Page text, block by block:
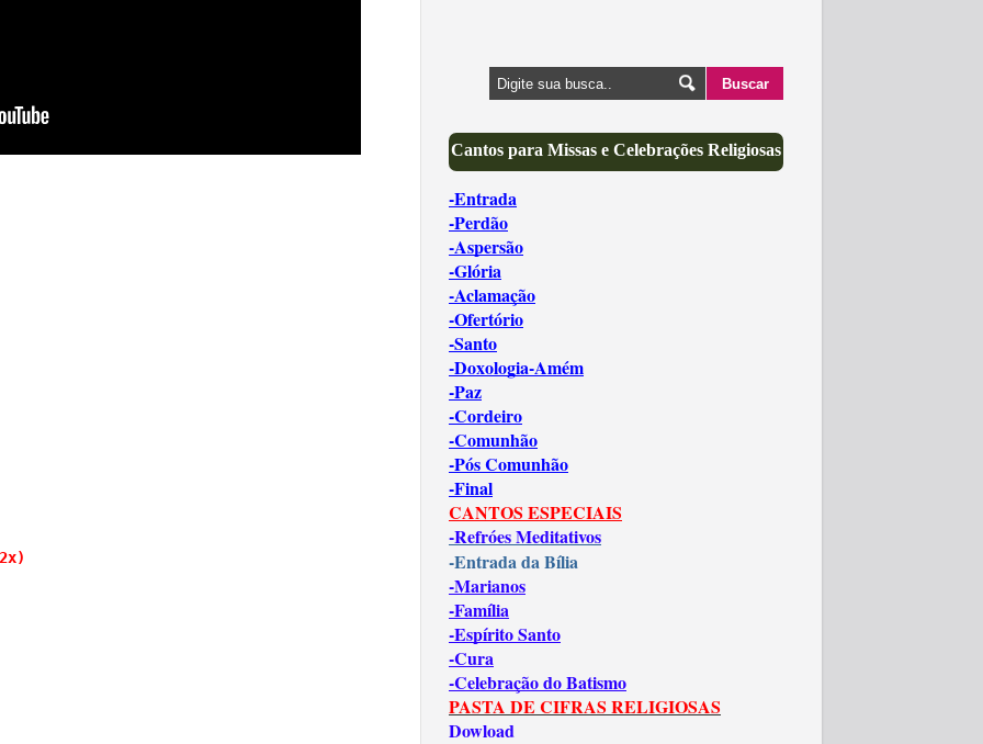
Cantos para Missas e Celebrações Religiosas
-Entrada
-Perdão
-Aspersão
-Glória
-Aclamação
-Ofertório
-Santo
-Doxologia-Amém
-Paz
-Cordeiro
-Comunhão
-Pós Comunhão
-Final
CANTOS ESPECIAIS
-Refróes Meditativos
-Entrada da Bília
-Marianos
-Família
-Espírito Santo
-Cura
-Celebração do Batismo
PASTA DE CIFRAS RELIGIOSAS
Dowload